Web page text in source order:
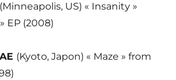
(Minneapolis, US) « Insanity »
EP (2008)
(Kyoto, Japon) « Maze » from